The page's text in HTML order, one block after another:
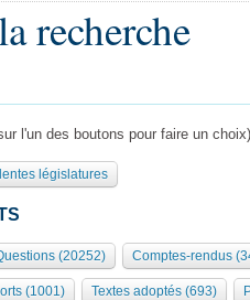
Présidents Bureau Collège des
Bourbon
recherche
l'un des boutons pour faire un choix)
législatures
(20252) Comptes-rendus
(1001) Textes adoptés (693)